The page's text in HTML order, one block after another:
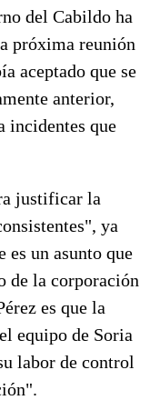
del Cabildo ha
próxima reunión
aceptado que se
anterior,
incidentes que
justificar la
ya
es un asunto que
de la corporación
es que la
equipo de Soria
labor de control